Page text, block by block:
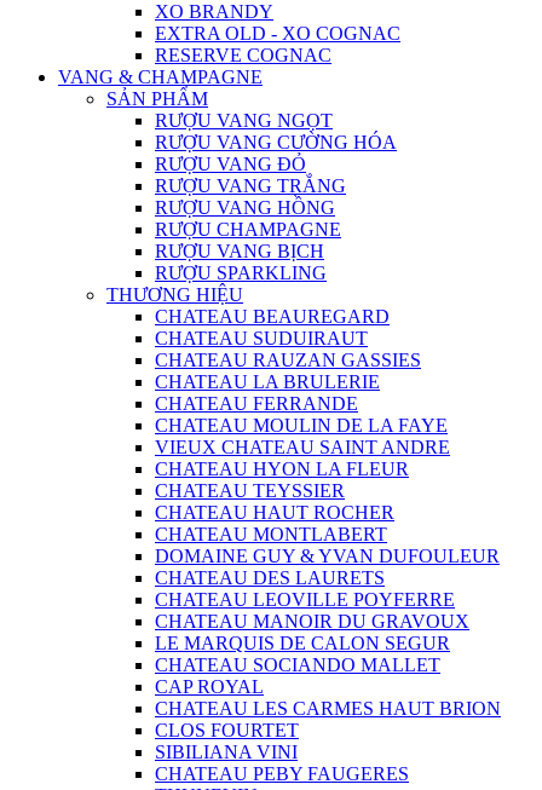
XO BRANDY
EXTRA OLD - XO COGNAC
RESERVE COGNAC
VANG & CHAMPAGNE
SẢN PHẨM
RƯỢU VANG NGỌT
RƯỢU VANG CƯỜNG HÓA
RƯỢU VANG ĐỎ
RƯỢU VANG TRẮNG
RƯỢU VANG HỒNG
RƯỢU CHAMPAGNE
RƯỢU VANG BỊCH
RƯỢU SPARKLING
THƯƠNG HIỆU
CHATEAU BEAUREGARD
CHATEAU SUDUIRAUT
CHATEAU RAUZAN GASSIES
CHATEAU LA BRULERIE
CHATEAU FERRANDE
CHATEAU MOULIN DE LA FAYE
VIEUX CHATEAU SAINT ANDRE
CHATEAU HYON LA FLEUR
CHATEAU TEYSSIER
CHATEAU HAUT ROCHER
CHATEAU MONTLABERT
DOMAINE GUY & YVAN DUFOULEUR
CHATEAU DES LAURETS
CHATEAU LEOVILLE POYFERRE
CHATEAU MANOIR DU GRAVOUX
LE MARQUIS DE CALON SEGUR
CHATEAU SOCIANDO MALLET
CAP ROYAL
CHATEAU LES CARMES HAUT BRION
CLOS FOURTET
SIBILIANA VINI
CHATEAU PEBY FAUGERES